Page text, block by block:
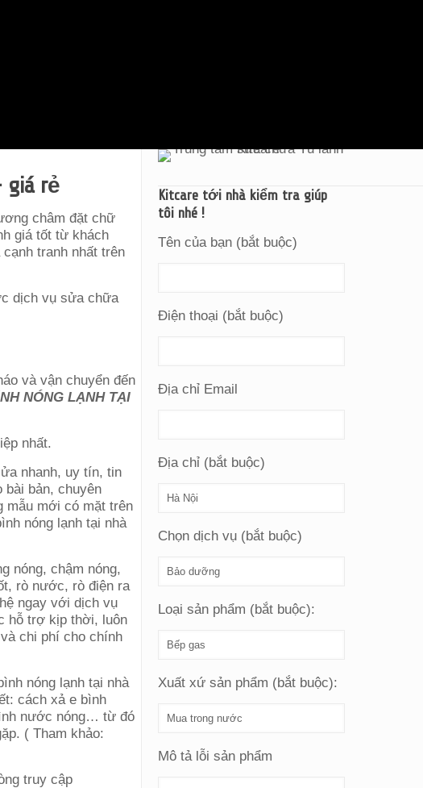
giá rẻ
châm đặt chữ
giá tốt từ khách
tranh nhất trên
dịch vụ sửa chữa
và vận chuyển đến
NÓNG LẠNH TẠI
nhất.
nhanh, uy tín, tin
bản, chuyên
mẫu mới có mặt trên
nóng lạnh tại nhà
nóng, chậm nóng,
rò nước, rò điện ra
ngay với dịch vụ
hỗ trợ kịp thời, luôn
chi phí cho chính
nóng lạnh tại nhà
cách xả e bình
nước nóng… từ đó
( Tham khảo:
truy cập
Kitcare tới nhà kiểm tra giúp
tôi nhé !
Tên của bạn (bắt buộc)
Điện thoại (bắt buộc)
Địa chỉ Email
Địa chỉ (bắt buộc)
Chọn dịch vụ (bắt buộc)
Loại sản phẩm (bắt buộc):
Xuất xứ sản phẩm (bắt buộc):
Mô tả lỗi sản phẩm